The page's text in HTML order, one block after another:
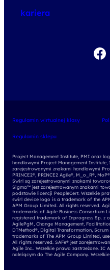
kariera
Regulamin wirtualnej klasy
Regulamin sklepu
Project Management Institute, PMI oraz
handlowymi Project Management Institute,
zarejestrowanymi znakami handlowymi
PRINCE2®, PRINCE2 Agile®, M_o_R®,
Swirl są zarejestrowanymi znakami
Sigma™ jest zarejestrowanym znakami
podstawie licencji PeopleCert. Wszelkie
swirl device logo is a trademark of the
APM Group Limited. All rights reserved.
trademarks of Agile Business Consortium
registered trademark of Inprogress Sp. z
AgilePgM, Change Management,
DTMethod®, Digital Transformation,
trademarks of The APM Group Limited,
All rights reserved. SAFe® jest
Agile Inc.. Wszelkie prawa zastrzeżone. IC
należącym do The Agile Company.